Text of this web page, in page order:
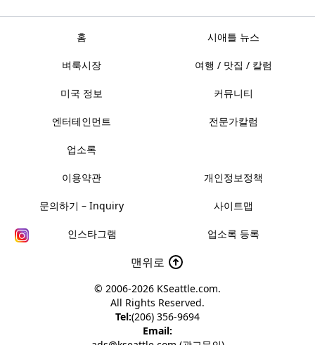
홈 시애틀 뉴스
벼룩시장 여행 / 맛집 / 칼럼
미국 정보 커뮤니티
엔터테인먼트 전문가칼럼
업소록
이용약관 개인정보정책
문의하기 – Inquiry 사이트맵
인스타그램 업소록 등록
맨위로
© 2006-2026 KSeattle.com.
All Rights Reserved.
Tel:(206) 356-9694
Email: